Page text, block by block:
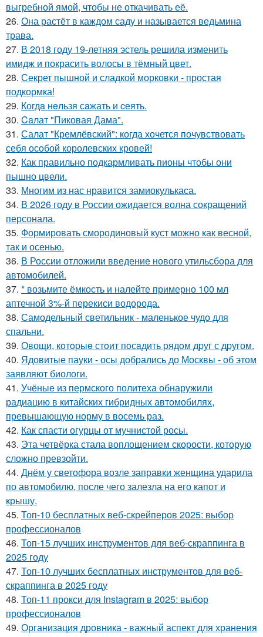
выгребной ямой, чтобы не откачивать её.
26. Она растёт в каждом саду и называется ведьмина
трава.
27. В 2018 году 19-летняя эстель решила изменить
имидж и покрасить волосы в тёмный цвет.
28. Секрет пышной и сладкой морковки - простая
подкормка!
29. Когдa нeльзя сaжать и cеять.
30. Caлат "Пиковая Дама".
31. Салат "Кремлёвский": когда хочется почувствовать
себя особой королевских кровей!
32. Как правильно подкармливать пионы чтобы они
пышно цвели.
33. Многим из нас нравится замиокулькаса.
34. В 2026 году в России ожидается волна сокращений
персонала.
35. Формировать смородиновый куст можно как весной,
так и осенью.
36. В России отложили введение нового утильсбора для
автомобилей.
37. * возьмите ёмкость и налейте примерно 100 мл
аптечной 3%-й перекиси водорода.
38. Самодельный светильник - маленькое чудо для
спальни.
39. Овощи, кoтopыe стoит пoсaдить pядoм дpуг с дpугом.
40. Ядовитые пауки - осы добрались до Москвы - об этом
заявляют биологи.
41. Учёные из пермского политеха обнаружили
радиацию в китайских гибридных автомобилях,
превышающую норму в восемь раз.
42. Как спасти огурцы от мучнистой росы.
43. Эта четвёрка стала воплощением скорости, которую
сложно превзойти.
44. Днём у светофора возле заправки женщина ударила
по автомобилю, после чего залезла на его капот и
крышу.
45. Топ-10 бесплатных веб-скрейперов 2025: выбор
профессионалов
46. Топ-15 лучших инструментов для веб-скраппинга в
2025 году
47. Топ-10 лучших бесплатных инструментов для веб-
скраппинга в 2025 году
48. Топ-11 прокси для Instagram в 2025: выбор
профессионалов
49. Организация дровника - важный аспект для хранения